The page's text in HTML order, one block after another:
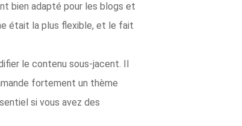
bien adapté pour les blogs et
était la plus flexible, et le fait
le contenu sous-jacent. Il
fortement un thème
si vous avez des